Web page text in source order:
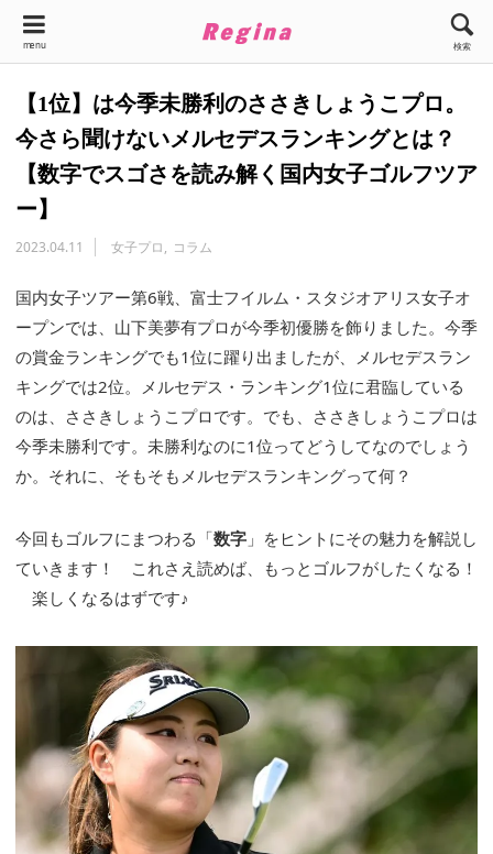
menu 検索
【1位】は今季未勝利のささきしょうこプロ。
今さら聞けないメルセデスランキングとは？
【数字でスゴさを読み解く国内女子ゴルフツア
ー】
2023.04.11 女子プロ コラム
国内女子ツアー第6戦、富士フイルム・スタジオアリス女子オ
ープンでは、山下美夢有プロが今季初優勝を飾りました。今季
の賞金ランキングでも1位に躍り出ましたが、メルセデスラン
キングでは2位。メルセデス・ランキング1位に君臨している
のは、ささきしょうこプロです。でも、ささきしょうこプロは
今季未勝利です。未勝利なのに1位ってどうしてなのでしょう
か。それに、そもそもメルセデスランキングって何？
今回もゴルフにまつわる「数字 」をヒントにその魅力を解説し
ていきます！ これさえ読めば、もっとゴルフがしたくなる！
楽しくなるはずです♪